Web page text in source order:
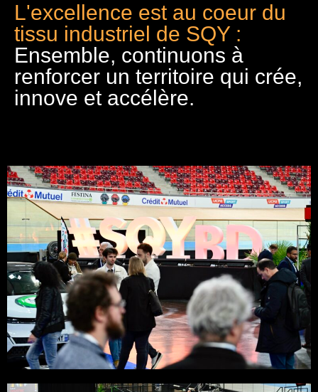
L'excellence est au coeur du
tissu industriel de SQY :
Ensemble, continuons à
renforcer un territoire qui crée,
innove et accélère.